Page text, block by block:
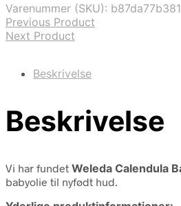
Varenummer (SKU):
Previous Product
Next Product
Beskrivelse
Beskrivelse
Vi har fundet Weleda Calendula
babyolie til nyfødt hud.